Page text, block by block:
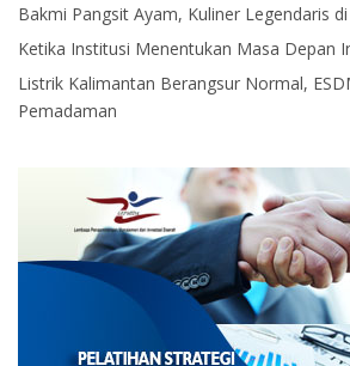
Bakmi Pangsit Ayam, Kuliner Legendaris
Ketika Institusi Menentukan Masa Depan
Listrik Kalimantan Berangsur Normal,
Pemadaman